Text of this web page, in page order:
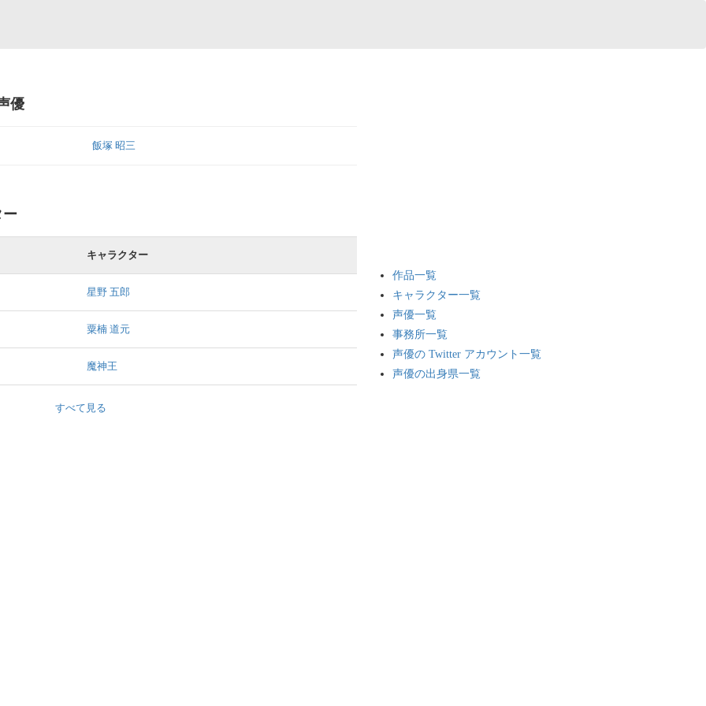
優
飯塚 昭三
ー
キャラクター
星野 五郎
粟楠 道元
魔神王
すべて見る
作品一覧
キャラクター一覧
声優一覧
事務所一覧
声優の Twitter アカウント一覧
声優の出身県一覧